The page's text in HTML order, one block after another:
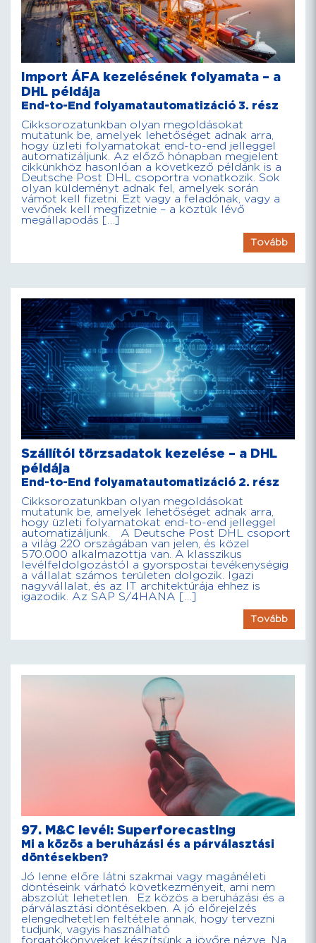
Import ÁFA kezelésének folyamata – a
DHL példája
End-to-End folyamatautomatizáció 3. rész
Cikksorozatunkban olyan megoldásokat
mutatunk be, amelyek lehetőséget adnak arra,
hogy üzleti folyamatokat end-to-end jelleggel
automatizáljunk. Az előző hónapban megjelent
cikkünkhöz hasonlóan a következő példánk is a
Deutsche Post DHL csoportra vonatkozik. Sok
olyan küldeményt adnak fel, amelyek során
vámot kell fizetni. Ezt vagy a feladónak, vagy a
vevőnek kell megfizetnie – a köztük lévő
megállapodás […]
Tovább
Szállítói törzsadatok kezelése – a DHL
példája
End-to-End folyamatautomatizáció 2. rész
Cikksorozatunkban olyan megoldásokat
mutatunk be, amelyek lehetőséget adnak arra,
hogy üzleti folyamatokat end-to-end jelleggel
automatizáljunk. A Deutsche Post DHL csoport
a világ 220 országában van jelen, és közel
570.000 alkalmazottja van. A klasszikus
levélfeldolgozástól a gyorspostai tevékenységig
a vállalat számos területen dolgozik. Igazi
nagyvállalat, és az IT architektúrája ehhez is
igazodik. Az SAP S/4HANA […]
Tovább
97. M&C levél: Superforecasting
Mi a közös a beruházási és a párválasztási
döntésekben?
Jó lenne előre látni szakmai vagy magánéleti
döntéseink várható következményeit, ami nem
abszolút lehetetlen. Ez közös a beruházási és a
párválasztási döntésekben. A jó előrejelzés
elengedhetetlen feltétele annak, hogy tervezni
tudjunk, vagyis használható
forgatókönyveket készítsünk a jövőre nézve. Na